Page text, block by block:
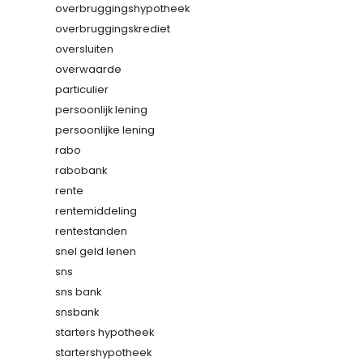
overbruggingshypotheek
overbruggingskrediet
oversluiten
overwaarde
particulier
persoonlijk lening
persoonlijke lening
rabo
rabobank
rente
rentemiddeling
rentestanden
snel geld lenen
sns
sns bank
snsbank
starters hypotheek
startershypotheek